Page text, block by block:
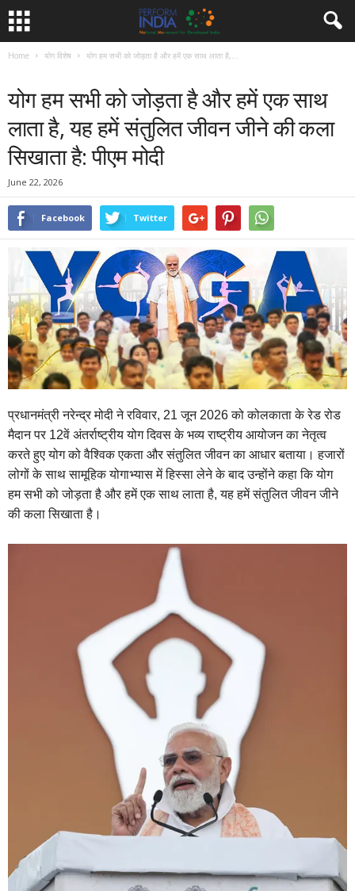
Home योग विशेष योग हम सभी को जोड़ता है और हमें एक साथ लाता है,...
योग हम सभी को जोड़ता है और हमें एक साथ
लाता है, यह हमें संतुलित जीवन जीने की कला
सिखाता है: पीएम मोदी
June 22, 2026
Facebook Twitter
प्रधानमंत्री नरेन्द्र मोदी ने रविवार, 21 जून 2026 को कोलकाता के रेड रोड
मैदान पर 12वें अंतर्राष्ट्रीय योग दिवस के भव्य राष्ट्रीय आयोजन का नेतृत्व
करते हुए योग को वैश्विक एकता और संतुलित जीवन का आधार बताया। हजारों
लोगों के साथ सामूहिक योगाभ्यास में हिस्सा लेने के बाद उन्होंने कहा कि योग
हम सभी को जोड़ता है और हमें एक साथ लाता है, यह हमें संतुलित जीवन जीने
की कला सिखाता है।